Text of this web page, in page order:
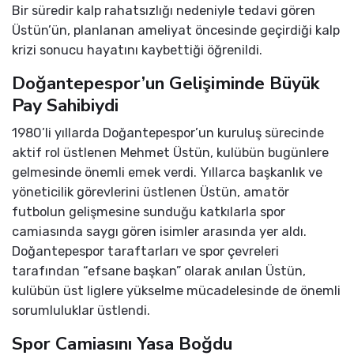
Bir süredir kalp rahatsızlığı nedeniyle tedavi gören
Üstün’ün, planlanan ameliyat öncesinde geçirdiği kalp
krizi sonucu hayatını kaybettiği öğrenildi.
Doğantepespor’un Gelişiminde Büyük
Pay Sahibiydi
1980’li yıllarda Doğantepespor’un kuruluş sürecinde
aktif rol üstlenen Mehmet Üstün, kulübün bugünlere
gelmesinde önemli emek verdi. Yıllarca başkanlık ve
yöneticilik görevlerini üstlenen Üstün, amatör
futbolun gelişmesine sunduğu katkılarla spor
camiasında saygı gören isimler arasında yer aldı.
Doğantepespor taraftarları ve spor çevreleri
tarafından “efsane başkan” olarak anılan Üstün,
kulübün üst liglere yükselme mücadelesinde de önemli
sorumluluklar üstlendi.
Spor Camiasını Yasa Boğdu